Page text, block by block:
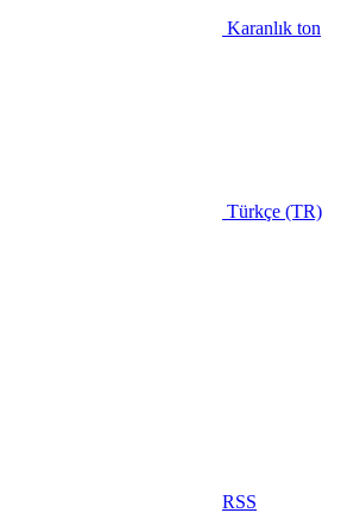
Karanlık ton
Türkçe (TR)
RSS